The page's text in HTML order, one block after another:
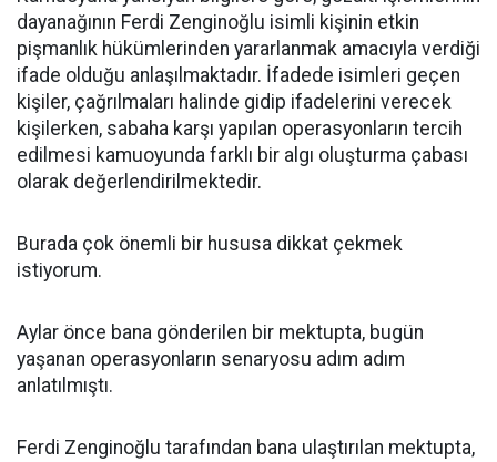
dayanağının Ferdi Zenginoğlu isimli kişinin etkin
pişmanlık hükümlerinden yararlanmak amacıyla verdiği
ifade olduğu anlaşılmaktadır. İfadede isimleri geçen
kişiler, çağrılmaları halinde gidip ifadelerini verecek
kişilerken, sabaha karşı yapılan operasyonların tercih
edilmesi kamuoyunda farklı bir algı oluşturma çabası
olarak değerlendirilmektedir.
Burada çok önemli bir hususa dikkat çekmek
istiyorum.
Aylar önce bana gönderilen bir mektupta, bugün
yaşanan operasyonların senaryosu adım adım
anlatılmıştı.
Ferdi Zenginoğlu tarafından bana ulaştırılan mektupta,